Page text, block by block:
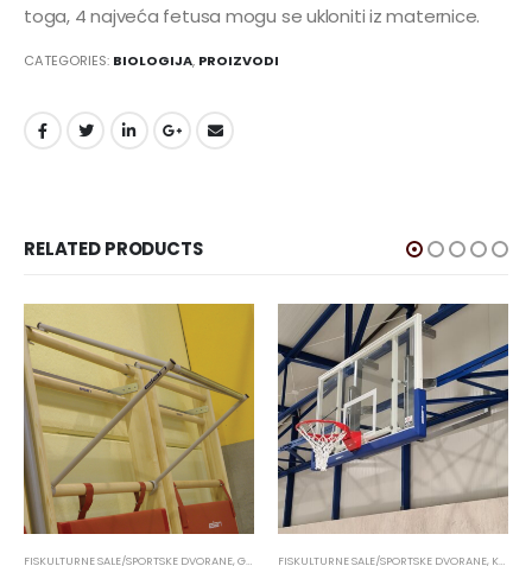
toga, 4 najveća fetusa mogu se ukloniti iz maternice.
CATEGORIES: BIOLOGIJA, PROIZVODI
RELATED PRODUCTS
,PROIZVODI,SPORTSKA OPREMA
FISKULTURNE SALE/SPORTSKE DVORANE,GIMNASTIKA ,PROIZVODI,SPORTSKA OPREMA
FISKULTURNE SALE/SPORTSKE DVORANE, KOŠARKA